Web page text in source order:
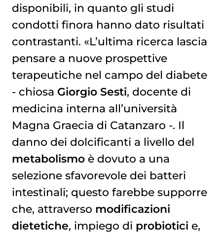
disponibili, in quanto gli studi
condotti finora hanno dato risultati
contrastanti. «L’ultima ricerca lascia
pensare a nuove prospettive
terapeutiche nel campo del diabete
- chiosa Giorgio Sesti, docente di
medicina interna all’università
Magna Graecia di Catanzaro -. Il
danno dei dolcificanti a livello del
metabolismoè dovuto a una
selezione sfavorevole dei batteri
intestinali; questo farebbe supporre
che, attraverso modificazioni
dietetiche, impiego di probiotici e,